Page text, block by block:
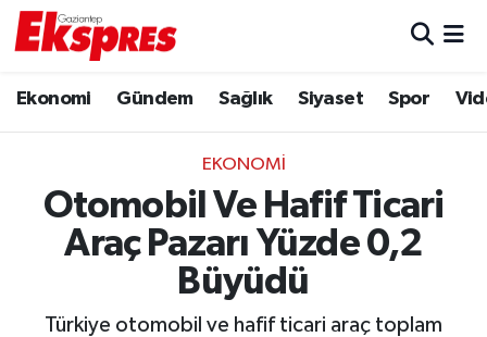
Ekonomi Gündem Sağlık Siyaset Spor
EKONOMI
Otomobil Ve Hafif Ticari
Araç Pazarı Yüzde 0,2
Büyüdü
Türkiye otomobil ve hafif ticari araç toplam
Ekonomi
Gaziantep son dakika
Genel
Trafik Durumu
Puan Durumu ve Fikstür
Tüm Manşetler
Son Dakika Haberleri